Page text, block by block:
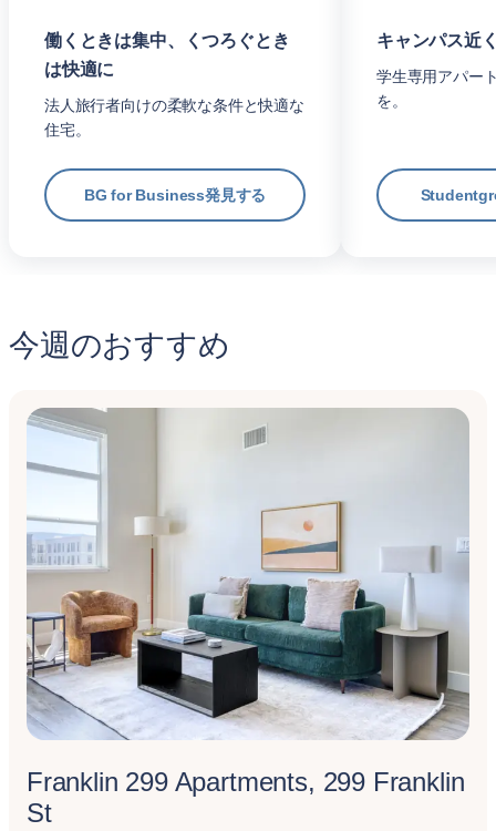
働くときは集中、くつろぐとき
は快適に
法人旅行者向けの柔軟な条件と快適な
住宅。
BG for Business発見する
キャンパス近
学生専用アパー
を。
今週のおすすめ
Franklin 299 Apartments, 299 Franklin
St